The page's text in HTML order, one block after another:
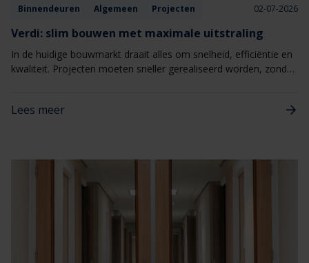
Binnendeuren Algemeen Projecten 02-07-2026
Verdi: slim bouwen met maximale uitstraling
In de huidige bouwmarkt draait alles om snelheid, efficiëntie en
kwaliteit. Projecten moeten sneller gerealiseerd worden, zonder
nieuwbouw- en woningbouwprojecten. Verdi combineert een
Lees meer